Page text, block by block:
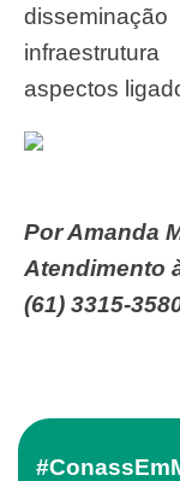
aspectos
Por Amanda
Atendimento
(61) 3315-